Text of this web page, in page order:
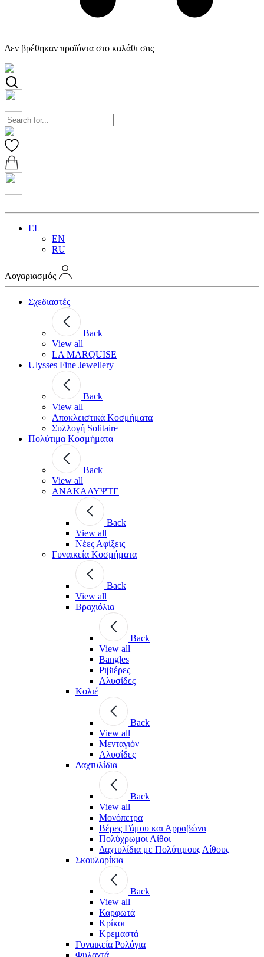
Δεν βρέθηκαν προϊόντα στο καλάθι σας
EL
EN
RU
Λογαριασμός
Σχεδιαστές
Back
View all
LA MARQUISE
Ulysses Fine Jewellery
Back
View all
Αποκλειστικά Κοσμήματα
Συλλογή Solitaire
Πολύτιμα Κοσμήματα
Back
View all
ΑΝΑΚΑΛΥΨΤΕ
Back
View all
Νέες Αφίξεις
Γυναικεία Κοσμήματα
Back
View all
Βραχιόλια
Back
View all
Bangles
Ριβιέρες
Αλυσίδες
Κολιέ
Back
View all
Μενταγιόν
Αλυσίδες
Δαχτυλίδια
Back
View all
Μονόπετρα
Βέρες Γάμου και Αρραβώνα
Πολύχρωμοι Λίθοι
Δαχτυλίδια με Πολύτιμους Λίθους
Σκουλαρίκια
Back
View all
Καρφωτά
Κρίκοι
Κρεμαστά
Γυναικεία Ρολόγια
Φυλαχτά